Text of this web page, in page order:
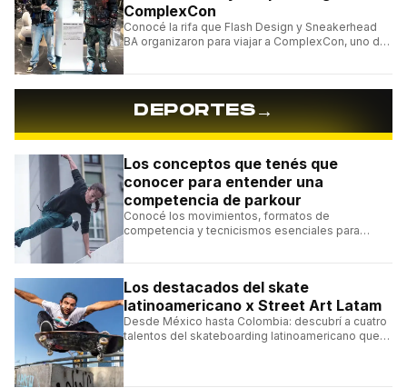
ComplexCon
Conocé la rifa que Flash Design y Sneakerhead
BA organizaron para viajar a ComplexCon, uno de
DEPORTES→
Los conceptos que tenés que
conocer para entender una
competencia de parkour
Conocé los movimientos, formatos de
competencia y tecnicismos esenciales para
Los destacados del skate
latinoamericano x Street Art Latam
Desde México hasta Colombia: descubrí a cuatro
talentos del skateboarding latinoamericano que